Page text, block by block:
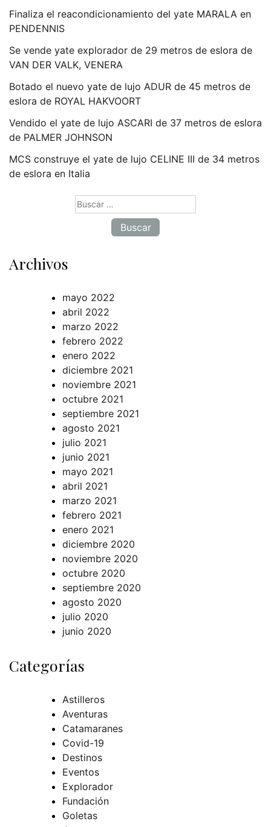
Finaliza el reacondicionamiento del yate MARALA en
PENDENNIS
Se vende yate explorador de 29 metros de eslora de
VAN DER VALK, VENERA
Botado el nuevo yate de lujo ADUR de 45 metros de
eslora de ROYAL HAKVOORT
Vendido el yate de lujo ASCARI de 37 metros de eslora
de PALMER JOHNSON
MCS construye el yate de lujo CELINE III de 34 metros
de eslora en Italia
Archivos
mayo 2022
abril 2022
marzo 2022
febrero 2022
enero 2022
diciembre 2021
noviembre 2021
octubre 2021
septiembre 2021
agosto 2021
julio 2021
junio 2021
mayo 2021
abril 2021
marzo 2021
febrero 2021
enero 2021
diciembre 2020
noviembre 2020
octubre 2020
septiembre 2020
agosto 2020
julio 2020
junio 2020
Categorías
Astilleros
Aventuras
Catamaranes
Covid-19
Destinos
Eventos
Explorador
Fundación
Goletas